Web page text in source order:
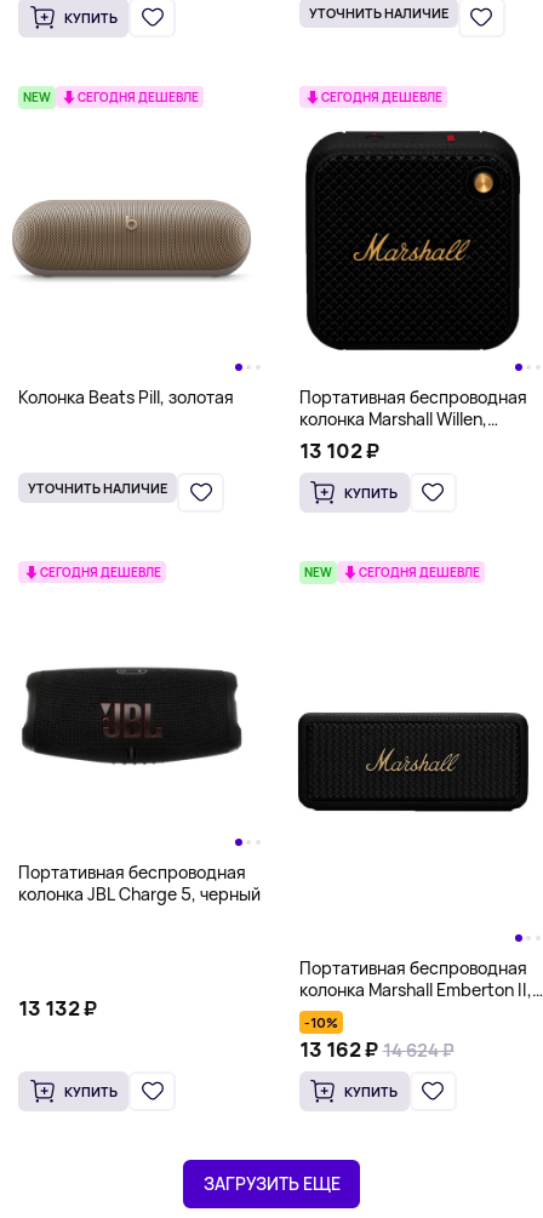
КУПИТЬ УТОЧНИТЬ НАЛИЧИЕ
NEW СЕГОДНЯ ДЕШЕВЛЕ
Колонка Beats Pill, золотая
УТОЧНИТЬ НАЛИЧИЕ
СЕГОДНЯ ДЕШЕВЛЕ
Портативная беспроводная
колонка Marshall Willen,
черный
13 102 ₽
КУПИТЬ
СЕГОДНЯ ДЕШЕВЛЕ
Портативная беспроводная
колонка JBL Charge 5, черный
13 132 ₽
КУПИТЬ
NEW СЕГОДНЯ ДЕШЕВЛЕ
Портативная беспроводная
колонка Marshall Emberton II,
черный
-10%
13 162 ₽ 14 624 ₽
КУПИТЬ
ЗАГРУЗИТЬ ЕЩЕ